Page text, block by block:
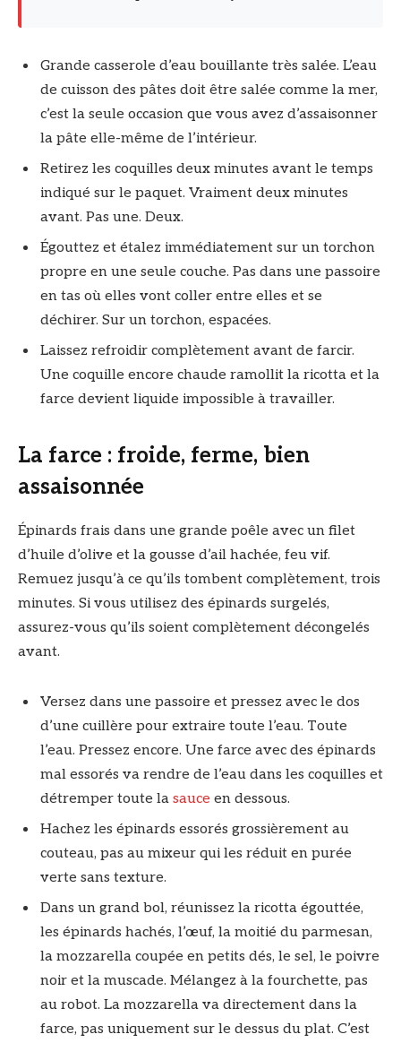
Grande casserole d’eau bouillante très salée. L’eau
de cuisson des pâtes doit être salée comme la mer,
c’est la seule occasion que vous avez d’assaisonner
la pâte elle-même de l’intérieur.
Retirez les coquilles deux minutes avant le temps
indiqué sur le paquet. Vraiment deux minutes
avant. Pas une. Deux.
Égouttez et étalez immédiatement sur un torchon
propre en une seule couche. Pas dans une passoire
en tas où elles vont coller entre elles et se
déchirer. Sur un torchon, espacées.
Laissez refroidir complètement avant de farcir.
Une coquille encore chaude ramollit la ricotta et la
farce devient liquide impossible à travailler.
La farce : froide, ferme, bien
assaisonnée
Épinards frais dans une grande poêle avec un filet
d’huile d’olive et la gousse d’ail hachée, feu vif.
Remuez jusqu’à ce qu’ils tombent complètement, trois
minutes. Si vous utilisez des épinards surgelés,
assurez-vous qu’ils soient complètement décongelés
avant.
Versez dans une passoire et pressez avec le dos
d’une cuillère pour extraire toute l’eau. Toute
l’eau. Pressez encore. Une farce avec des épinards
mal essorés va rendre de l’eau dans les coquilles et
détremper toute la sauce en dessous.
Hachez les épinards essorés grossièrement au
couteau, pas au mixeur qui les réduit en purée
verte sans texture.
Dans un grand bol, réunissez la ricotta égouttée,
les épinards hachés, l’œuf, la moitié du parmesan,
la mozzarella coupée en petits dés, le sel, le poivre
noir et la muscade. Mélangez à la fourchette, pas
au robot. La mozzarella va directement dans la
farce, pas uniquement sur le dessus du plat. C’est